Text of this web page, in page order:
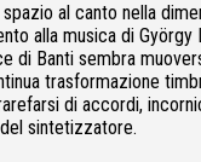
al canto nella
alla musica di György
di Banti sembra
trasformazione
di accordi,
sintetizzatore.